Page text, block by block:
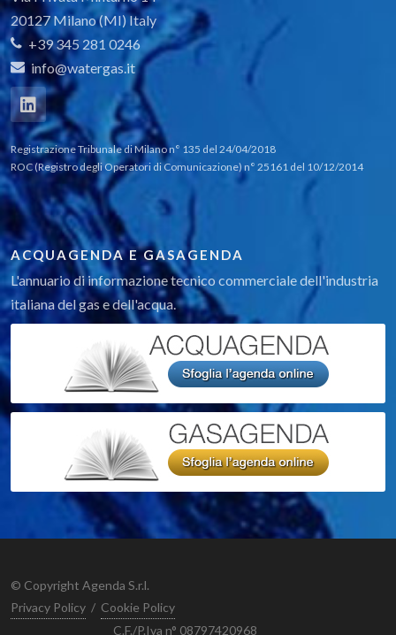
20127 Milano (MI) Italy
+39 345 281 0246
info@watergas.it
Registrazione Tribunale di Milano n° 135 del 24/04/2018
ROC (Registro degli Operatori di Comunicazione) n° 25161 del 10/12/2014
ACQUAGENDA E GASAGENDA
L'annuario di informazione tecnico commerciale dell'industria
italiana del gas e dell'acqua.
© Copyright Agenda S.r.l.
Privacy Policy / Cookie Policy
C.F./P.Iva n° 08797420968